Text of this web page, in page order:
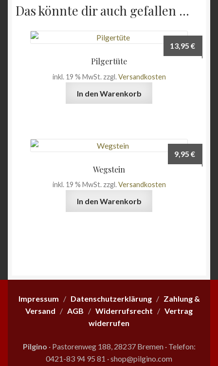
Das könnte dir auch gefallen …
Pilgertüte
13,95€
inkl. 19 % MwSt. zzgl.Versandkosten
In den Warenkorb
Wegstein
9,95€
inkl. 19 % MwSt. zzgl.Versandkosten
In den Warenkorb
Impressum / Datenschutzerklärung/ Zahlung &
Versand / AGB / Widerrufsrecht / Vertrag
widerrufen
Pilgino · Pastorenweg 188, 28237 Bremen ·Telefon:
0421-83 94 95 81 ·shop@pilgino.com